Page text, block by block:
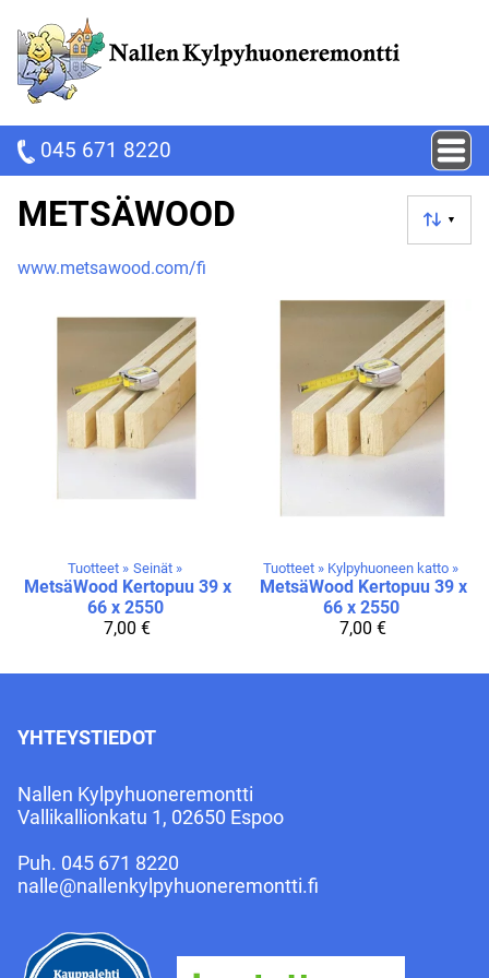
045 671 8220
▼
METSÄWOOD
www.metsawood.com/fi
Tuotteet ‪» Seinät ‪»
MetsäWood Kertopuu 39 x
66 x 2550
7,00 €
Tuotteet ‪» Kylpyhuoneen katto ‪»
MetsäWood Kertopuu 39 x
66 x 2550
7,00 €
YHTEYSTIEDOT
Nallen Kylpyhuoneremontti
Vallikallionkatu 1, 02650 Espoo
Puh. 045 671 8220
nalle@nallenkylpyhuoneremontti.fi